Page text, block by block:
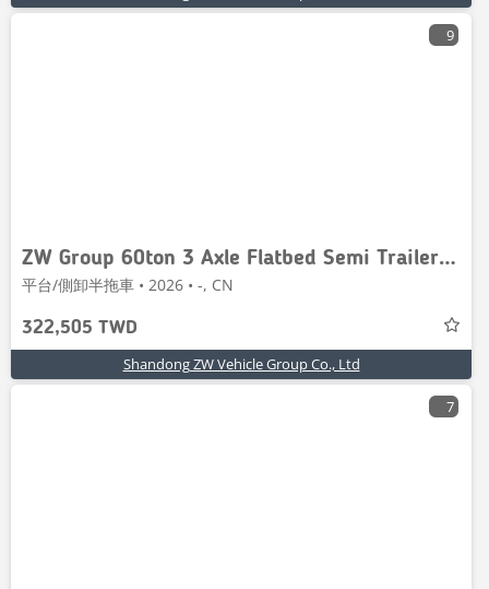
9
ZW Group 60ton 3 Axle Flatbed Semi Trailer with ladder
平台/側卸半拖車 • 2026 • -, CN
322,505 TWD
Shandong ZW Vehicle Group Co., Ltd
7